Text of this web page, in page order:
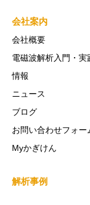
会社案内
会社概要
電磁波解析入門・実
情報
ニュース
ブログ
お問い合わせフォー
Myかぎけん
解析事例